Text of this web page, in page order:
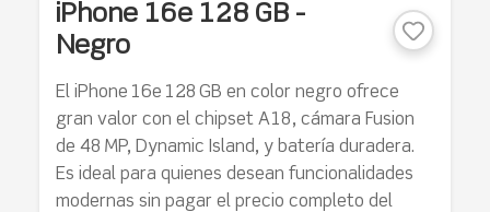
iPhone 16e 128 GB -
Negro
El iPhone 16e 128 GB en color negro ofrece
gran valor con el chipset A18, cámara Fusion
de 48 MP, Dynamic Island, y batería duradera.
Es ideal para quienes desean funcionalidades
modernas sin pagar el precio completo del